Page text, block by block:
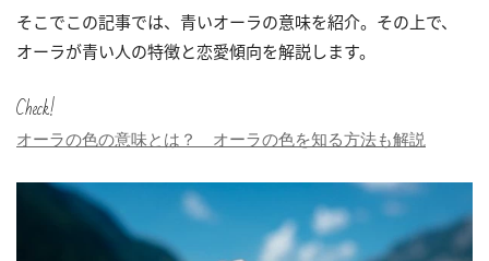
そこでこの記事では、青いオーラの意味を紹介。その上で、
オーラが青い人の特徴と恋愛傾向を解説します。
Check!
オーラの色の意味とは？ オーラの色を知る方法も解説